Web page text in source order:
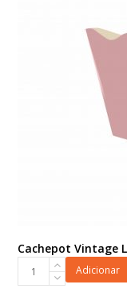
Cachepot Vintage
Cachepot
Adicionar